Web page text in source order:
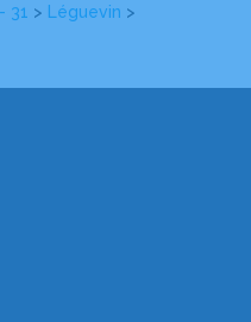
31 > Léguevin >